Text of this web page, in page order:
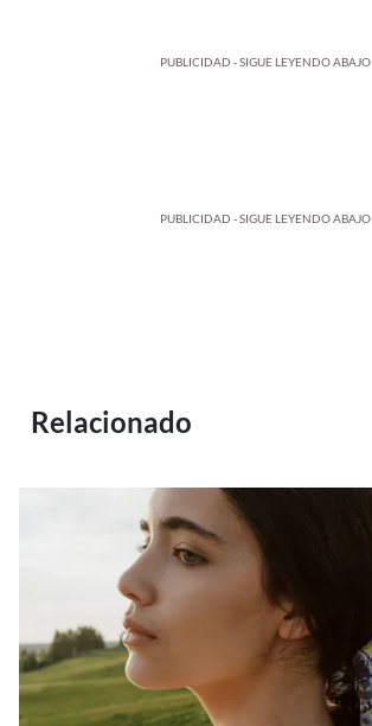
PUBLICIDAD - SIGUE LEYENDO ABAJO
PUBLICIDAD - SIGUE LEYENDO ABAJO
Relacionado